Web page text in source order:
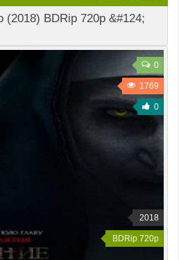
(2018) BDRip 720p &#124;
0
1769
0
2018
BDRip 720p